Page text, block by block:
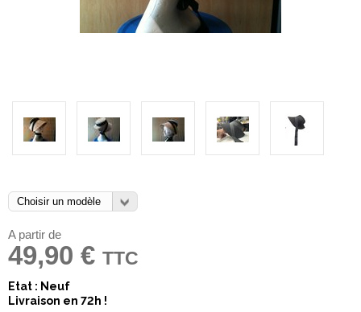
A partir de
49,90 € TTC
Etat : Neuf
Livraison en 72h !